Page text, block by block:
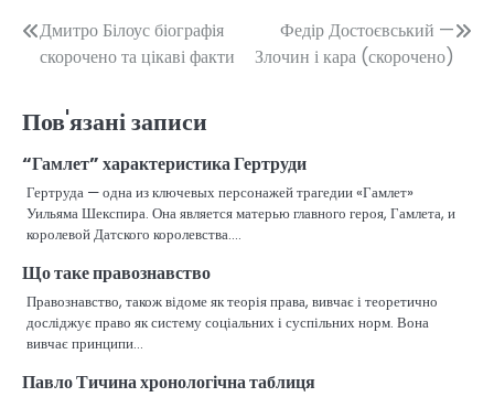
Навігація
записів
Дмитро Білоус біографія
скорочено та цікаві факти
Федір Достоєвський —
Злочин і кара (скорочено)
Пов'язані записи
“Гамлет” характеристика Гертруди
Гертруда — одна из ключевых персонажей трагедии «Гамлет»
Уильяма Шекспира. Она является матерью главного героя, Гамлета, и
королевой Датского королевства.…
Що таке правознавство
Правознавство, також відоме як теорія права, вивчає і теоретично
досліджує право як систему соціальних і суспільних норм. Вона
вивчає принципи…
Павло Тичина хронологічна таблиця